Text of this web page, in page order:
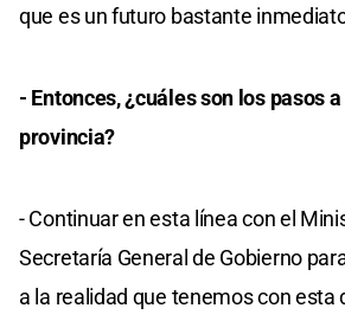
que es un futuro bastante
- Entonces, ¿cuáles son los pasos
provincia?
- Continuar en esta línea con el
Secretaría General de Gobierno
a la realidad que tenemos con esta